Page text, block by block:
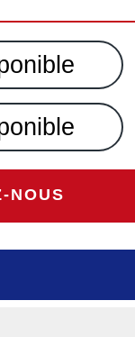
NOUS